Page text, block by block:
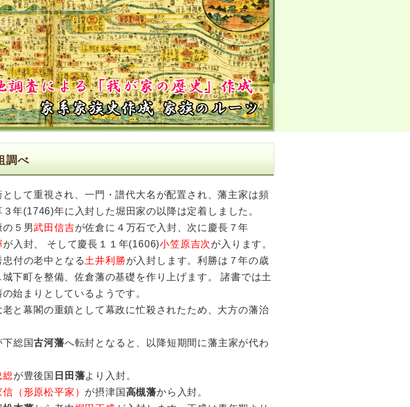
調べ
して重視され、一門・譜代大名が配置され、藩主家は頻
年(1746)年に入封した堀田家の以降は定着しました。
５男武田信吉が佐倉に４万石で入封、次に慶長７年
が入封、 そして慶長１１年(1606)小笠原吉次が入ります。
付の老中となる土井利勝が入封します。利勝は７年の歳
城下町を整備、佐倉藩の基礎を作り上げます。 諸書では土
始まりとしているようです。
老と幕閣の重鎮として幕政に忙殺されたため、大方の藩治
総国古河藩へ転封となると、以降短期間に藩主家が代わ
総が豊後国 日田藩より入封。
（形原松平家） が摂津国 高槻藩から入封。